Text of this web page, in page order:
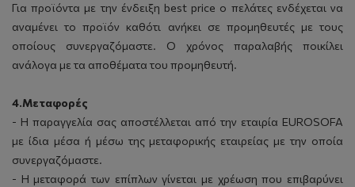
Για προϊόντα με την ένδειξη best price ο πελάτες ενδέχεται να
αναμένει το προϊόν καθότι ανήκει σε προμηθευτές με τους
οποίους συνεργαζόμαστε. Ο χρόνος παραλαβής ποικίλει
ανάλογα με τα αποθέματα του προμηθευτή.
4.Μεταφορές
- Η παραγγελία σας αποστέλλεται από την εταιρία EUROSOFA
με ίδια μέσα ή μέσω της μεταφορικής εταιρείας με την οποία
συνεργαζόμαστε.
- Η μεταφορά των επίπλων γίνεται με χρέωση που επιβαρύνει